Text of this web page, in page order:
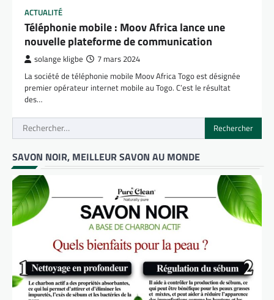
ACTUALITÉ
Téléphonie mobile : Moov Africa lance une
nouvelle plateforme de communication
solange kligbe 7 mars 2024
La société de téléphonie mobile Moov Africa Togo est désignée
premier opérateur internet mobile au Togo. C’est le résultat
des…
Rechercher :
SAVON NOIR, MEILLEUR SAVON AU MONDE